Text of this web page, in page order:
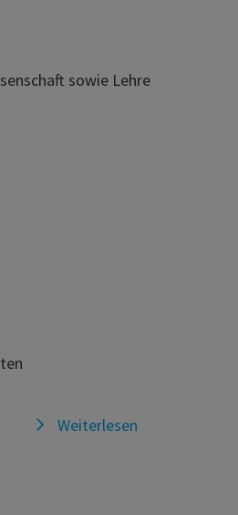
sowie Lehre
Weiterlesen